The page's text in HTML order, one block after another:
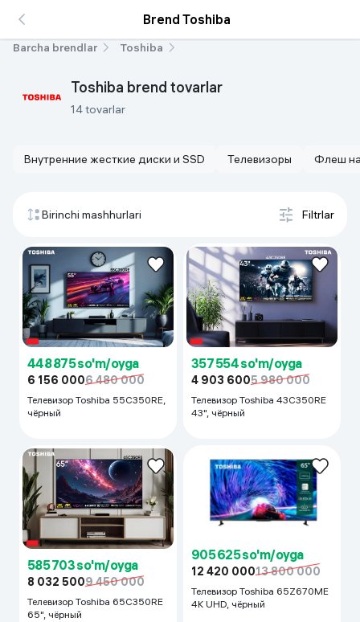
Brend Toshiba
Barcha brendlar Toshiba
Toshiba brend tovarlar
14 tovarlar
Внутренние жесткие диски и SSD Телевизоры Флеш
Birinchi mashhurlari Filtrlar
448 875 so'm/oyga
6 156 0006 480 000
Телевизор Toshiba 55C350RE,
чёрный
357 554 so'm/oyga
4 903 6005 980 000
Телевизор Toshiba 43C350RE
43", чёрный
585 703 so'm/oyga
8 032 5009 450 000
Телевизор Toshiba 65C350RE
65", чёрный
905 625 so'm/oyga
12 420 00013 800 000
Телевизор Toshiba 65Z670ME
4K UHD, чёрный